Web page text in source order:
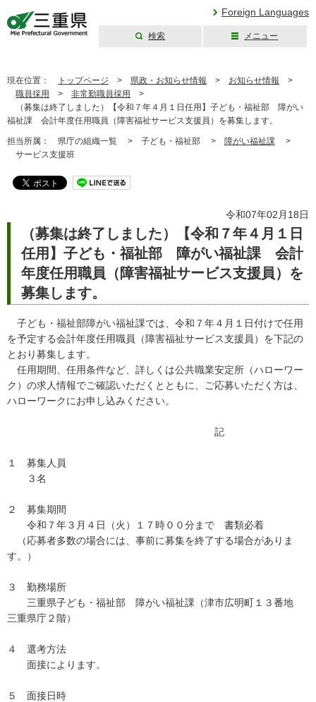
Foreign Languages
検索 メニュー
現在位置： トップページ > 県政・お知らせ情報 > お知らせ情報 >
職員採用
> 非常勤職員採用
>
（募集は終了しました）【令和７年４月１日任用】子ども・福祉部 障がい
福祉課 会計年度任用職員（障害福祉サービス支援員）を募集します。
担当所属： 県庁の組織一覧 > 子ども・福祉部 > 障がい福祉課 >
サービス支援班
令和07年02月18日
（募集は終了しました）【令和７年４月１日
任用】子ども・福祉部 障がい福祉課 会計
年度任用職員（障害福祉サービス支援員）を
募集します。
子ども・福祉部障がい福祉課では、令和７年４月１日付けで任用
を予定する会計年度任用職員（障害福祉サービス支援員）を下記の
とおり募集します。
任用期間、任用条件など、詳しくは公共職業安定所（ハローワー
ク）の求人情報でご確認いただくとともに、ご応募いただく方は、
ハローワークにお申し込みください。
記
１ 募集人員
３名
２ 募集期間
令和７年３月４日（火）１７時００分まで 書類必着
（応募者多数の場合には、事前に募集を終了する場合がありま
す。）
３ 勤務場所
三重県子ども・福祉部 障がい福祉課（津市広明町１３番地
三重県庁２階）
４ 選考方法
面接によります。
５ 面接日時